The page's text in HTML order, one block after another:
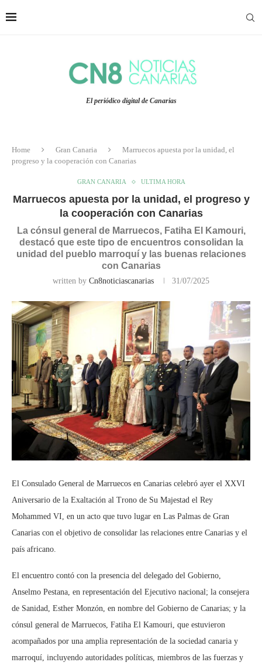
El periódico digital de Canarias
Home Gran Canaria
Marruecos apuesta por la unidad, el
progreso y la cooperación con Canarias
GRAN CANARIA ULTIMA HORA
Marruecos apuesta por la unidad, el progreso y
la cooperación con Canarias
La cónsul general de Marruecos, Fatiha El Kamouri,
destacó que este tipo de encuentros consolidan la
unidad del pueblo marroquí y las buenas relaciones
con Canarias
written by Cn8noticiascanarias 31/07/2025
El Consulado General de Marruecos en Canarias celebró ayer el XXVI
Aniversario de la Exaltación al Trono de Su Majestad el Rey
Mohammed VI, en un acto que tuvo lugar en Las Palmas de Gran
Canarias con el objetivo de consolidar las relaciones entre Canarias y el
país africano.
El encuentro contó con la presencia del delegado del Gobierno,
Anselmo Pestana, en representación del Ejecutivo nacional; la consejera
de Sanidad, Esther Monzón, en nombre del Gobierno de Canarias; y la
cónsul general de Marruecos, Fatiha El Kamouri, que estuvieron
acompañados por una amplia representación de la sociedad canaria y
marroquí, incluyendo autoridades políticas, miembros de las fuerzas y